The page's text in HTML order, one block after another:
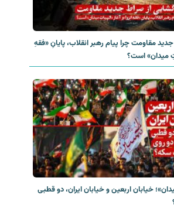
مقاومت چرا پیام رهبر انقلاب، پایانِ «فقهِ
میدان» است؟
خیابان اربعین و خیابان ایران، دو قطبی